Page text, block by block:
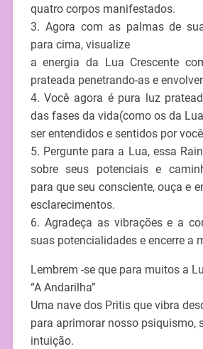
quatro corpos manifestados.
3. Agora com as palmas de
para cima, visualize
a energia da Lua Crescente
prateada penetrando-as e
4. Você agora é pura luz
das fases da vida(como os da
ser entendidos e sentidos por
5. Pergunte para a Lua, essa
sobre seus potenciais e
para que seu consciente, ouça e
esclarecimentos.
6. Agradeça as vibrações e a
suas potencialidades e encerre a
Lembrem -se que para muitos a
“A Andarilha”
Uma nave dos Pritis que vibra
para aprimorar nosso psiquismo,
intuição.